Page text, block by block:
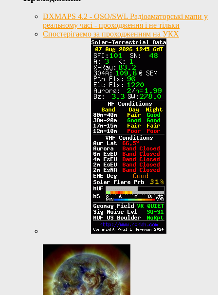
DXMAPS 4.2 - QSO/SWL Радіоаматорські мапи у
реальному часі - проходження і не тільки
Спостерігаємо за проходженням на УКХ